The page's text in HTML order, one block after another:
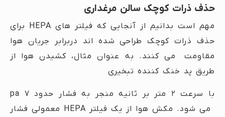
حذف ذرات کوچک سالن مرغداری
مهم است بدانیم از آنجایی که فیلتر های HEPA برای
حذف ذرات کوچک طراحی شده اند دربرابر جریان هوا
مقاومت می کنند. به عنوان مثال، کشیدن هوا از
طریق پد خنک کننده تبخیری
با سرعت ۲ متر بر ثانیه منجر به فشار حدود ۷ pa
می شود. مکش هوا از یک فیلتر HEPA معمولی فشار